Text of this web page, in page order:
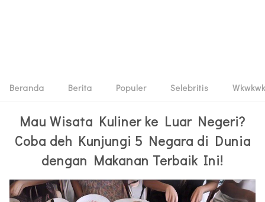
Beranda Berita Populer Selebritis Wkwkwk
Mau Wisata Kuliner ke Luar Negeri?
Coba deh Kunjungi 5 Negara di Dunia
dengan Makanan Terbaik Ini!